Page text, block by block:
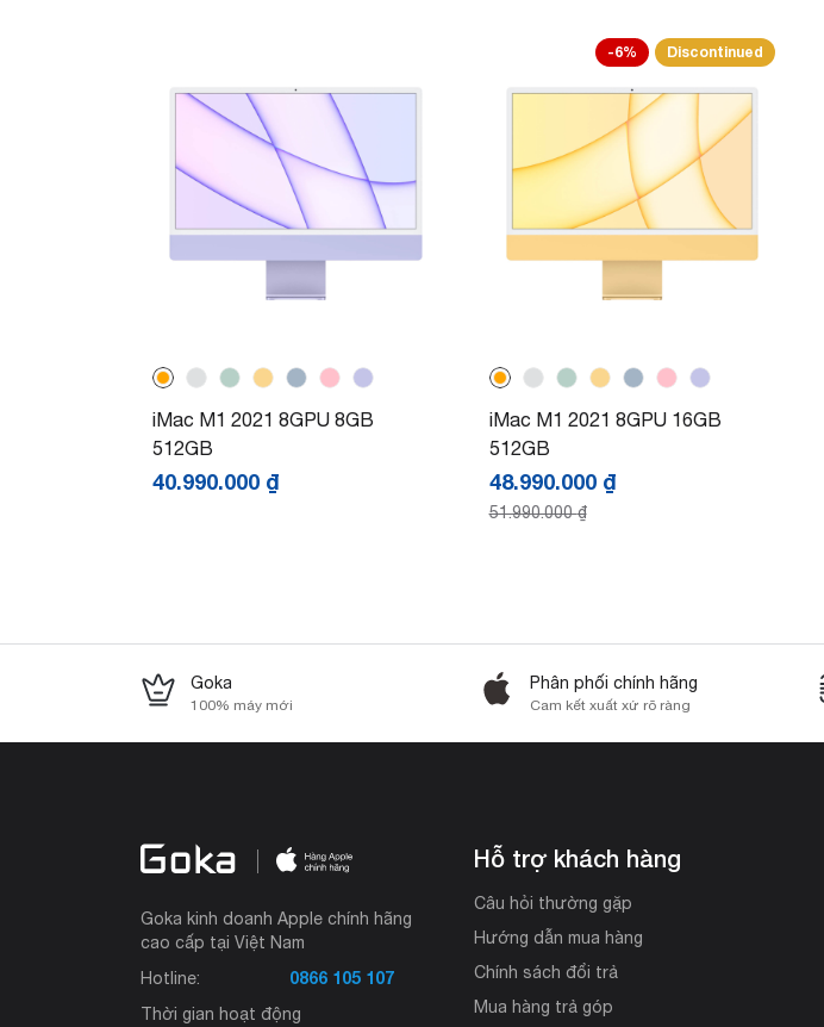
iMac M1 2021 8GPU 8GB
512GB
40.990.000 ₫
-6% Discontinued
iMac M1 2021 8GPU 16GB
512GB
48.990.000 ₫
51.990.000₫
Goka
100% máy mới
Phân phối chính hãng
Cam kết xuất xứ rõ ràng
Goka kinh doanh Apple chính hãng
cao cấp tại Việt Nam
Hotline:
0866 105 107
Thời gian hoạt động
Hỗ trợ khách hàng
Câu hỏi thường gặp
Hướng dẫn mua hàng
Chính sách đổi trả
Mua hàng trả góp